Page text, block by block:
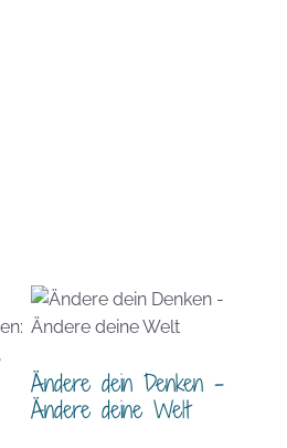
Ändere dein Denken –
Ändere deine Welt